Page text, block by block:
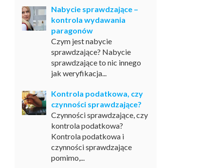
Nabycie sprawdzające –
kontrola wydawania
paragonów
Czym jest nabycie
sprawdzające? Nabycie
sprawdzające to nic innego
jak weryfikacja...
Kontrola podatkowa, czy
czynności sprawdzające?
Czynności sprawdzające, czy
kontrola podatkowa?
Kontrola podatkowa i
czynności sprawdzające
pomimo,...